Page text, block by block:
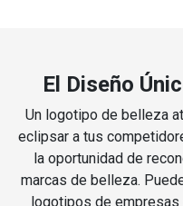
El Diseño
Un logotipo de belleza
eclipsar a tus
la oportunidad de
marcas de belleza.
logotipos de